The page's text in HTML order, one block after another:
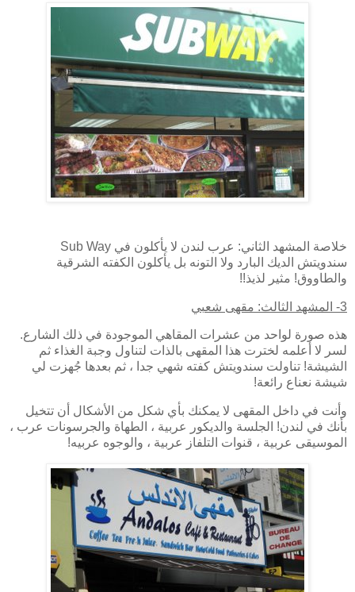
خلاصة المشهد الثاني: عرب لندن لا يأكلون في Sub Way
سندويتش الديك البارد ولا التونه بل يأكلون الكفته الشرقية
والطاووق! مثير لذيذ!!
3- المشهد الثالث: مقهى شعبي
هذه صورة لواحد من عشرات المقاهي الموجودة في ذلك الشارع.
لسر لا أعلمه لخترت هذا المقهى بالذات لتناول وجبة الغذاء ثم
الشيشة! تناولت سندويتش كفته شهي جدا ، ثم بعدها جُهزت لي
شيشة نعناع رائعة!
وأنت في داخل المقهى لا يمكنك بأي شكل من الأشكال أن تتخيل
بأنك في لندن! الجلسة والديكور عربية ، الطهاة والجرسونات عرب ،
الموسيقى عربية ، قنوات التلفاز عربية ، والوجوه عربيه!